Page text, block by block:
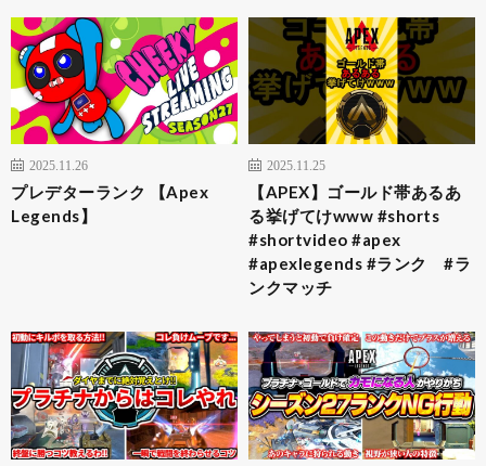
2025.11.26
プレデターランク 【Apex
Legends】
2025.11.25
【APEX】ゴールド帯あるあ
る挙げてけwww #shorts
#shortvideo #apex
#apexlegends #ランク #ラ
ンクマッチ